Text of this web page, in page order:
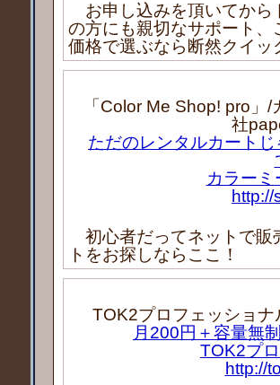
お申し込みを頂いてから
の方にも親切なサポート
価格で選ぶなら断然クイッ
「Color Me Shop! pro」
社
ただのレンタルカート
カラーミ
初心者だってネットで販
トをお探しならここ！
TOK2プロフェッショ
月200円＋容量無
TOK2プ
http://